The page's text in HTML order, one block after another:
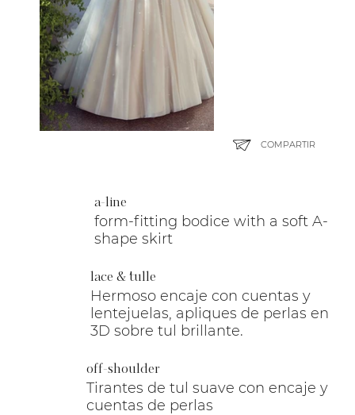
a-line
form-fitting bodice with a soft A-
shape skirt
lace & tulle
Hermoso encaje con cuentas y
lentejuelas, apliques de perlas en
3D sobre tul brillante.
off-shoulder
Tirantes de tul suave con encaje y
cuentas de perlas
COMPARTIR